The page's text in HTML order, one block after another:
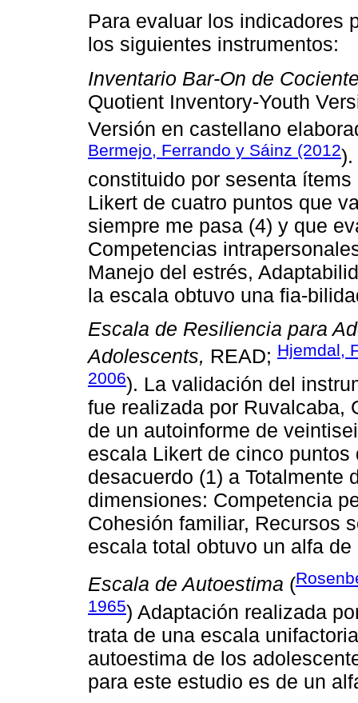
Para evaluar los indicadores
los siguientes instrumentos:
Inventario Bar-On de
Quotient Inventory-Youth
Versión en castellano
Bermejo, Ferrando y Sáinz (2012).
constituido por sesenta
Likert de cuatro puntos que
siempre me pasa (4) y que
Competencias
Manejo del estrés,
la escala obtuvo una fia-
Escala de Resiliencia para
Adolescents, READ; Hjemdal,
2006). La validación del
fue realizada por Ruvalcaba,
de un autoinforme de
escala Likert de cinco
desacuerdo (1) a Totalmente
dimensiones: Competencia
Cohesión familiar, Recursos
escala total obtuvo un alfa
Escala de Autoestima (
1965) Adaptación realizada
trata de una escala
autoestima de los
para este estudio es de un